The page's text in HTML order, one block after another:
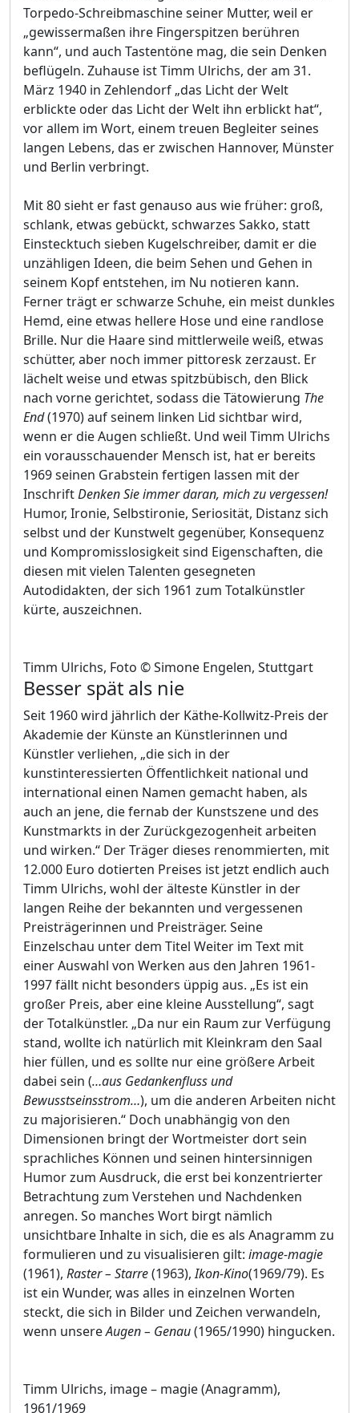
Torpedo-Schreibmaschine seiner Mutter, weil er
„gewissermaßen ihre Fingerspitzen berühren
kann“, und auch Tastentöne mag, die sein Denken
beflügeln. Zuhause ist Timm Ulrichs, der am 31.
März 1940 in Zehlendorf „das Licht der Welt
erblickte oder das Licht der Welt ihn erblickt hat“,
vor allem im Wort, einem treuen Begleiter seines
langen Lebens, das er zwischen Hannover, Münster
und Berlin verbringt.
Mit 80 sieht er fast genauso aus wie früher: groß,
schlank, etwas gebückt, schwarzes Sakko, statt
Einstecktuch sieben Kugelschreiber, damit er die
unzähligen Ideen, die beim Sehen und Gehen in
seinem Kopf entstehen, im Nu notieren kann.
Ferner trägt er schwarze Schuhe, ein meist dunkles
Hemd, eine etwas hellere Hose und eine randlose
Brille. Nur die Haare sind mittlerweile weiß, etwas
schütter, aber noch immer pittoresk zerzaust. Er
lächelt weise und etwas spitzbübisch, den Blick
nach vorne gerichtet, sodass die Tätowierung The
End(1970) auf seinem linken Lid sichtbar wird,
wenn er die Augen schließt. Und weil Timm Ulrichs
ein vorausschauender Mensch ist, hat er bereits
1969 seinen Grabstein fertigen lassen mit der
InschriftDenken Sie immer daran, mich zu vergessen!
Humor, Ironie, Selbstironie, Seriosität, Distanz sich
selbst und der Kunstwelt gegenüber, Konsequenz
und Kompromisslosigkeit sind Eigenschaften, die
diesen mit vielen Talenten gesegneten
Autodidakten, der sich 1961 zum Totalkünstler
kürte, auszeichnen.
Timm Ulrichs, Foto © Simone Engelen, Stuttgart
Besser spät als nie
Seit 1960 wird jährlich der Käthe-Kollwitz-Preis der
Akademie der Künste an Künstlerinnen und
Künstler verliehen, „die sich in der
kunstinteressierten Öffentlichkeit national und
international einen Namen gemacht haben, als
auch an jene, die fernab der Kunstszene und des
Kunstmarkts in der Zurückgezogenheit arbeiten
und wirken.“ Der Träger dieses renommierten, mit
12.000 Euro dotierten Preises ist jetzt endlich auch
Timm Ulrichs, wohl der älteste Künstler in der
langen Reihe der bekannten und vergessenen
Preisträgerinnen und Preisträger. Seine
Einzelschau unter dem Titel Weiter im Text mit
einer Auswahl von Werken aus den Jahren 1961-
1997 fällt nicht besonders üppig aus. „Es ist ein
großer Preis, aber eine kleine Ausstellung“, sagt
der Totalkünstler. „Da nur ein Raum zur Verfügung
stand, wollte ich natürlich mit Kleinkram den Saal
hier füllen, und es sollte nur eine größere Arbeit
dabei sein (…aus Gedankenfluss und
Bewusstseinsstrom…), um die anderen Arbeiten nicht
zu majorisieren.“ Doch unabhängig von den
Dimensionen bringt der Wortmeister dort sein
sprachliches Können und seinen hintersinnigen
Humor zum Ausdruck, die erst bei konzentrierter
Betrachtung zum Verstehen und Nachdenken
anregen. So manches Wort birgt nämlich
unsichtbare Inhalte in sich, die es als Anagramm zu
formulieren und zu visualisieren gilt: image-magie
(1961), Raster – Starre(1963),Ikon-Kino(1969/79). Es
ist ein Wunder, was alles in einzelnen Worten
steckt, die sich in Bilder und Zeichen verwandeln,
wenn unsereAugen – Genau(1965/1990) hingucken.
Timm Ulrichs, image – magie (Anagramm),
1961/1969